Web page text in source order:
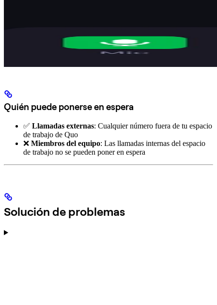
Quién puede ponerse en espera
✅ Llamadas externas: Cualquier número fuera de tu espacio
de trabajo de Quo
❌ Miembros del equipo: Las llamadas internas del espacio
de trabajo no se pueden poner en espera
Solución de problemas